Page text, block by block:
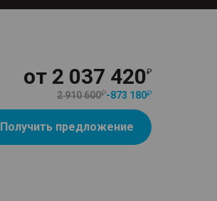
от 2 037 420
2 910 600 -873 180
Получить предложение